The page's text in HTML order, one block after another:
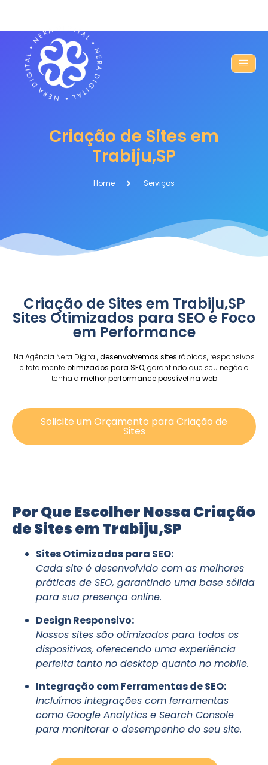
Criação de Sites em
Trabiju,SP
Home Serviços
Criação de Sites em Trabiju,SP
Sites Otimizados para SEO e Foco
em Performance
Na Agência Nera Digital,desenvolvemos sites rápidos, responsivos
e totalmente otimizados para SEO,garantindo que seu negócio
tenha a melhor performance possível na web
Solicite um Orçamento para Criação de
Sites
Por Que Escolher Nossa Criação
de Sites em Trabiju,SP
Sites Otimizados para SEO:
Cada site é desenvolvido com as melhores
práticas de SEO, garantindo uma base sólida
para sua presença online.
Design Responsivo:
Nossos sites são otimizados para todos os
dispositivos, oferecendo uma experiência
perfeita tanto no desktop quanto no mobile.
Integração com Ferramentas de SEO:
Incluímos integrações com ferramentas
como Google Analytics e Search Console
para monitorar o desempenho do seu site.